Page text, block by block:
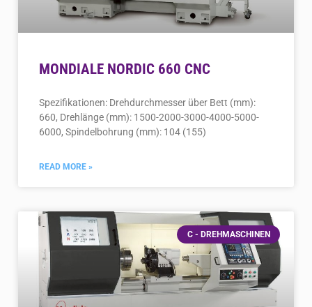
MONDIALE NORDIC 660 CNC
Spezifikationen: Drehdurchmesser über Bett (mm):
660, Drehlänge (mm): 1500-2000-3000-4000-5000-
6000, Spindelbohrung (mm): 104 (155)
READ MORE »
C - DREHMASCHINEN